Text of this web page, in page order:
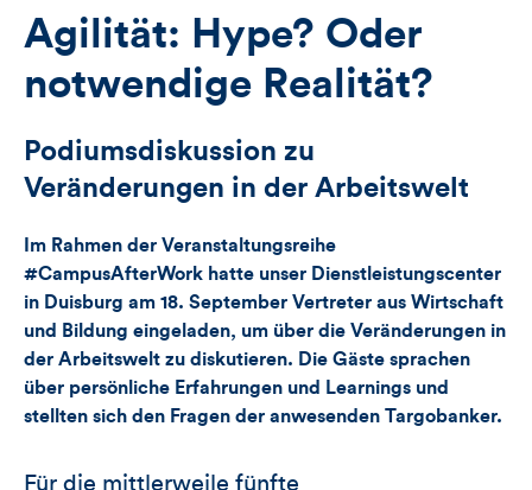
für
Views,
und
dieses
Artikels
Agilität: Hype? Oder
notwendige Realität?
Podiumsdiskussion zu
Veränderungen in der Arbeitswelt
Im Rahmen der Veranstaltungsreihe
#CampusAfterWork hatte unser Dienstleistungscenter
in Duisburg am 18. September Vertreter aus Wirtschaft
und Bildung eingeladen, um über die Veränderungen in
der Arbeitswelt zu diskutieren. Die Gäste sprachen
über persönliche Erfahrungen und Learnings und
stellten sich den Fragen der anwesenden Targobanker.
Für die mittlerweile fünfte